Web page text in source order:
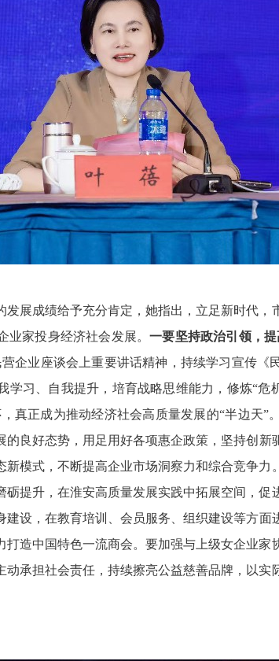
成绩给予充分肯定，她指出，立足新时代，
业家投身经济社会发展。一要坚持政治引领，提
企业座谈会上重要讲话精神，持续学习宣传《
习、自我提升，培育战略思维能力，修炼“危
真正成为推动经济社会高质量发展的“半边天”。
的良好态势，用足用好各项惠企政策，坚持创新
模式，不断提高企业市场洞察力和综合竞争力
提升，在淮安高质量发展实践中拓展空间，促
设，在教育培训、会员服务、组织建设等方面
造中国特色一流商会。要加强与上级女企业家
承担社会责任，持续擦亮公益慈善品牌，以实